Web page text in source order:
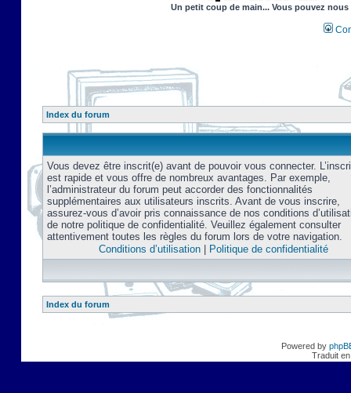
Un petit coup de main... Vous pouvez
Index du forum
Vous devez être inscrit(e) avant de pouvoir vous connecter.
est rapide et vous offre de nombreux avantages. Par exemple,
l’administrateur du forum peut accorder des fonctionnalités
supplémentaires aux utilisateurs inscrits. Avant de vous inscrire,
assurez-vous d’avoir pris connaissance de nos conditions
de notre politique de confidentialité. Veuillez également consulter
attentivement toutes les règles du forum lors de votre navigation.
Conditions d’utilisation| Politique de confidentialité
Index du forum
Powered by
Traduit